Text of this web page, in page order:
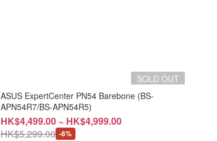
SOLD OUT
ASUS ExpertCenter PN54 Barebone (BS-
APN54R7/BS-APN54R5)
HK$4,499.00 ~ HK$4,999.00
HK$5,299.00 -6%